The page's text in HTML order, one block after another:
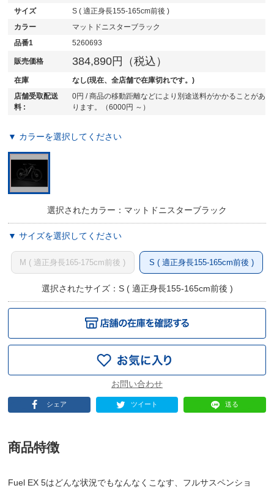
サイズ
S ( 適正身長155-165cm前後 )
カラー
マットドニスターブラック
品番1
5260693
販売価格 384,890円（税込）
在庫
なし(現在、全店舗で在庫切れです。)
店舗受取配送
料 :
0円 / 商品の移動距離などにより別途送料がかかることがあ
ります。（6000円 ～）
▼ カラーを選択してください
選択されたカラー：マットドニスターブラック
▼ サイズを選択してください
M ( 適正身長165-175cm前後 ) S ( 適正身長155-165cm前後 )
選択されたサイズ：S ( 適正身長155-165cm前後 )
シェア ツイート 送る
商品特徴
Fuel EX 5はどんな状況でもなんなくこなす、フルサスペンショ